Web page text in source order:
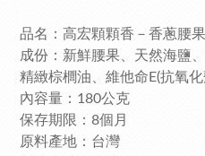
品名：高宏顆顆香－香蔥腰果
成份：新鮮腰果、天然海鹽
精緻棕櫚油、維他命E(抗氧化
內容量：180公克
保存期限：8個月
原料產地：台灣